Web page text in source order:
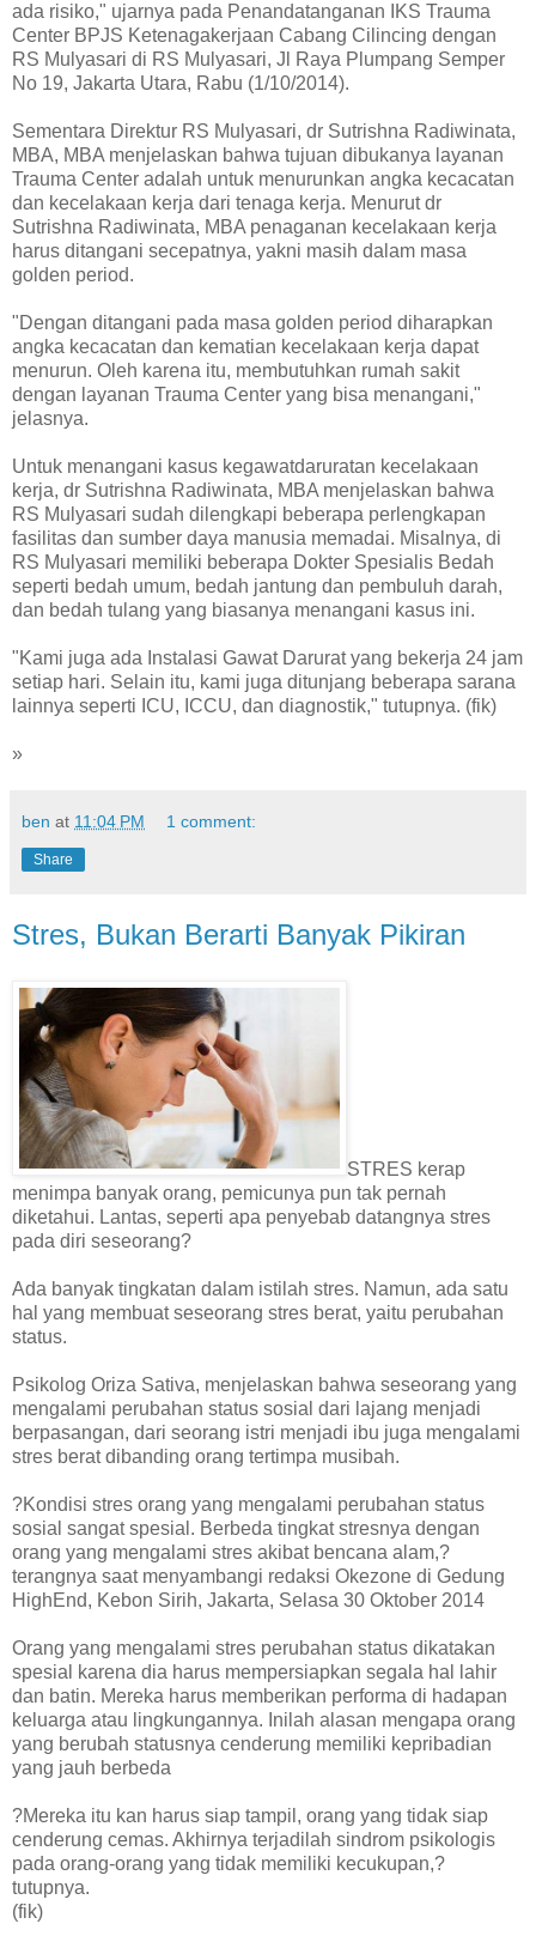
ada risiko," ujarnya pada Penandatanganan IKS Trauma
Center BPJS Ketenagakerjaan Cabang Cilincing dengan
RS Mulyasari di RS Mulyasari, Jl Raya Plumpang Semper
No 19, Jakarta Utara, Rabu (1/10/2014).
Sementara Direktur RS Mulyasari, dr Sutrishna Radiwinata,
MBA, MBA menjelaskan bahwa tujuan dibukanya layanan
Trauma Center adalah untuk menurunkan angka kecacatan
dan kecelakaan kerja dari tenaga kerja. Menurut dr
Sutrishna Radiwinata, MBA penaganan kecelakaan kerja
harus ditangani secepatnya, yakni masih dalam masa
golden period.
"Dengan ditangani pada masa golden period diharapkan
angka kecacatan dan kematian kecelakaan kerja dapat
menurun. Oleh karena itu, membutuhkan rumah sakit
dengan layanan Trauma Center yang bisa menangani,"
jelasnya.
Untuk menangani kasus kegawatdaruratan kecelakaan
kerja, dr Sutrishna Radiwinata, MBA menjelaskan bahwa
RS Mulyasari sudah dilengkapi beberapa perlengkapan
fasilitas dan sumber daya manusia memadai. Misalnya, di
RS Mulyasari memiliki beberapa Dokter Spesialis Bedah
seperti bedah umum, bedah jantung dan pembuluh darah,
dan bedah tulang yang biasanya menangani kasus ini.
"Kami juga ada Instalasi Gawat Darurat yang bekerja 24 jam
setiap hari. Selain itu, kami juga ditunjang beberapa sarana
lainnya seperti ICU, ICCU, dan diagnostik," tutupnya. (fik)
»
ben at 11:04 PM 1 comment:
Share
Stres, Bukan Berarti Banyak Pikiran
STRES kerap
menimpa banyak orang, pemicunya pun tak pernah
diketahui. Lantas, seperti apa penyebab datangnya stres
pada diri seseorang?
Ada banyak tingkatan dalam istilah stres. Namun, ada satu
hal yang membuat seseorang stres berat, yaitu perubahan
status.
Psikolog Oriza Sativa, menjelaskan bahwa seseorang yang
mengalami perubahan status sosial dari lajang menjadi
berpasangan, dari seorang istri menjadi ibu juga mengalami
stres berat dibanding orang tertimpa musibah.
?Kondisi stres orang yang mengalami perubahan status
sosial sangat spesial. Berbeda tingkat stresnya dengan
orang yang mengalami stres akibat bencana alam,?
terangnya saat menyambangi redaksi Okezone di Gedung
HighEnd, Kebon Sirih, Jakarta, Selasa 30 Oktober 2014
Orang yang mengalami stres perubahan status dikatakan
spesial karena dia harus mempersiapkan segala hal lahir
dan batin. Mereka harus memberikan performa di hadapan
keluarga atau lingkungannya. Inilah alasan mengapa orang
yang berubah statusnya cenderung memiliki kepribadian
yang jauh berbeda
?Mereka itu kan harus siap tampil, orang yang tidak siap
cenderung cemas. Akhirnya terjadilah sindrom psikologis
pada orang-orang yang tidak memiliki kecukupan,?
tutupnya.
(fik)